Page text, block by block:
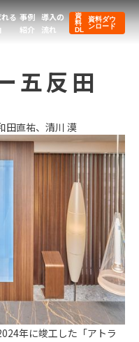
る 事例
紹介
導入の
流れ
資
料
DL
資料ダウ
ンロード
五反田
田直祐、清川 漠
年に竣工した「アトラ